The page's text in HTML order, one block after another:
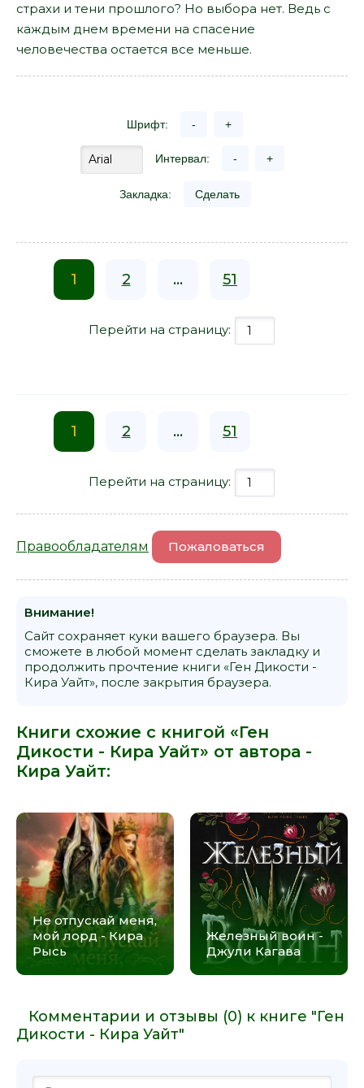
страхи и тени прошлого? Но выбора нет. Ведь с
каждым днем времени на спасение
человечества остается все меньше.
Шрифт: - +
Интервал: - +
Закладка: Сделать
1 2 ... 51
Перейти на страницу:
1 2 ... 51
Перейти на страницу:
Правообладателям Пожаловаться
Внимание!
Сайт сохраняет куки вашего браузера. Вы
сможете в любой момент сделать закладку и
продолжить прочтение книги «Ген Дикости -
Кира Уайт», после закрытия браузера.
Книги схожие с книгой «Ген
Дикости - Кира Уайт» от автора -
Кира Уайт:
Не отпускай меня,
мой лорд - Кира
Рысь
Железный воин -
Джули Кагава
Комментарии и отзывы (0) к книге "Ген
Дикости - Кира Уайт"